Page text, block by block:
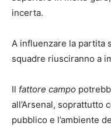
incerta.
A influenzare la partita
squadre riusciranno a
Il fattore campo
all’Arsenal, soprattutto
pubblico e l’ambiente